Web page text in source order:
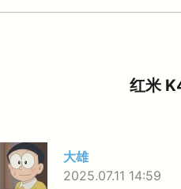
红米
大雄
2025.07.11 14:59